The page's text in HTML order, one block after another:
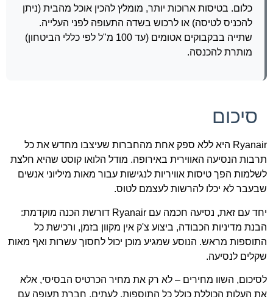
כלום. בטיסות ארוכות יותר, מומלץ להכין אוכל מהבית (ניתן
להכניס לטיסה) או לרכוש בשדה התעופה לפני העלייה.
שתייה בבקבוקים אטומים (עד 100 מ"ל לפי כללי הביטחון)
מותרת להכנסה.
סיכום
Ryanair היא ללא ספק אחת מהחברות שעיצבו מחדש את כל
תרבות הנסיעה האווירית באירופה. מודל הלואו קוסט שהיא חלצת
לשלמות הפך טיסות אוויריות לנגישות עבור מאות מיליוני אנשים
שבעבר לא יכלו להרשות לעצמם לטוס.
יחד עם זאת, נסיעה חכמה עם Ryanair דורשת הכנה מוקדמת:
הבנת מדיניות הכבודה, ביצוע צ'ק אין מקוון בזמן, ורכישת כל
התוספות מראש. הנוסע שמגיע מוכן יכול לחסוך עשרות ואף מאות
שקלים לנסיעה.
לסיכום, השוו מחירים – לא רק את מחיר הכרטיס הבסיסי, אלא
את העלות הכוללת כולל כל התוספות. לעתים, חברת תעופה עם